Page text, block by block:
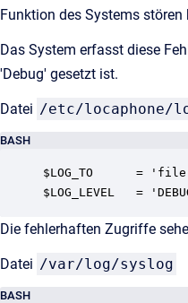
Funktion des Systems stören
Das System erfasst diese
'Debug' gesetzt ist.
Datei /etc/locaphone/
BASH
$LOG_TO      =
$LOG_LEVEL   =
Die fehlerhaften Zugriffe
Datei /var/log/syslog
BASH